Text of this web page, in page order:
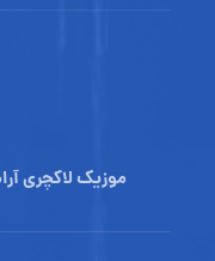
موزیک لاکچری